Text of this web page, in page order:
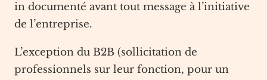
in documenté avant tout message à l’initiative
de l’entreprise.
L’exception du B2B (sollicitation de
professionnels sur leur fonction, pour un